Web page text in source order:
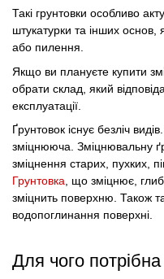
Такі грунтовки особливо
штукатурки та інших основ,
або пилення.
Якщо ви плануєте купити
обрати склад, який
експлуатації.
Ґрунтовок існує безліч
зміцнююча. Зміцнювальну
зміцнення старих, пухких,
Грунтовка , що зміцнює,
зміцнить поверхню. Також
водопоглинання поверхні.
Для чого